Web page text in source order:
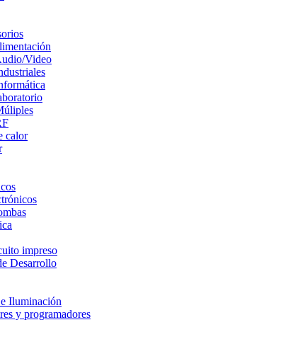
Video
calor
impreso
Desarrollo
Iluminación
y programadores